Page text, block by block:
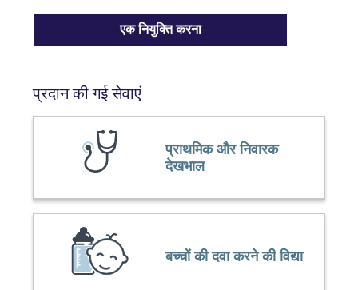
एक नियुक्ति करना
प्रदान की गई सेवाएं
प्राथमिक और निवारक
देखभाल
बच्चों की दवा करने की विद्या